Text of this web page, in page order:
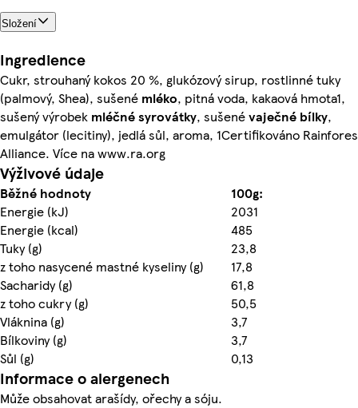
Složení
Ingredience
Cukr, strouhaný kokos 20 %, glukózový sirup, rostlinné tuky
(palmový, Shea), sušené mléko, pitná voda, kakaová hmota1,
sušený výrobek mléčnésyrovátky, sušenévaječné bílky,
emulgátor (lecitiny), jedlá sůl, aroma, 1Certifikováno
Alliance. Více na www.ra.org
Výživové údaje
Běžné hodnoty
100g:
Energie (kJ)
2031
Energie (kcal)
485
Tuky (g)
23,8
z toho nasycené mastné kyseliny (g)
17,8
Sacharidy (g)
61,8
z toho cukry (g)
50,5
Vláknina (g)
3,7
Bílkoviny (g)
3,7
Sůl (g)
0,13
Informace o alergenech
Může obsahovat arašídy, ořechy a sóju.